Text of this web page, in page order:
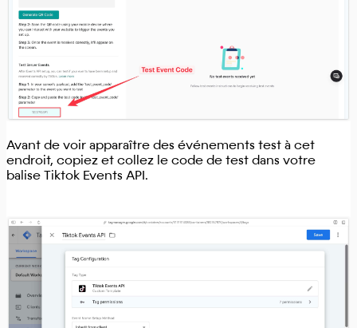
Avant de voir apparaître des événements test à cet
endroit, copiez et collez le code de test dans votre
balise Tiktok Events API.